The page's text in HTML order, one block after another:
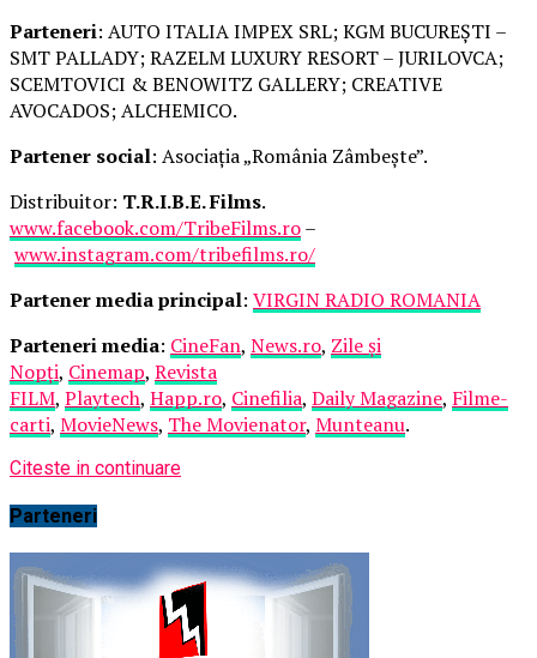
Parteneri: AUTO ITALIA IMPEX SRL; KGM BUCUREȘTI –
SMT PALLADY; RAZELM LUXURY RESORT – JURILOVCA;
SCEMTOVICI & BENOWITZ GALLERY; CREATIVE
AVOCADOS; ALCHEMICO.
Partener social: Asociația „România Zâmbește”.
Distribuitor: T.R.I.B.E. Films.
www.facebook.com/TribeFilms.ro–
www.instagram.com/tribefilms.ro/
Partener media principal: VIRGIN RADIO ROMANIA
Parteneri media: CineFan, News.ro, Zile și
Nopți, Cinemap, Revista
FILM, Playtech, Happ.ro, Cinefilia, Daily Magazine, Filme-
carti, MovieNews, The Movienator, Munteanu.
Citeste in continuare
Parteneri